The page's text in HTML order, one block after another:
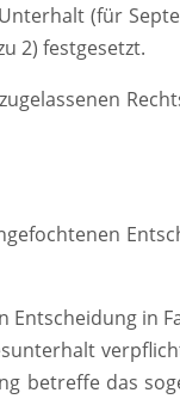
(für
2) festgesetzt.
in
betreffe das